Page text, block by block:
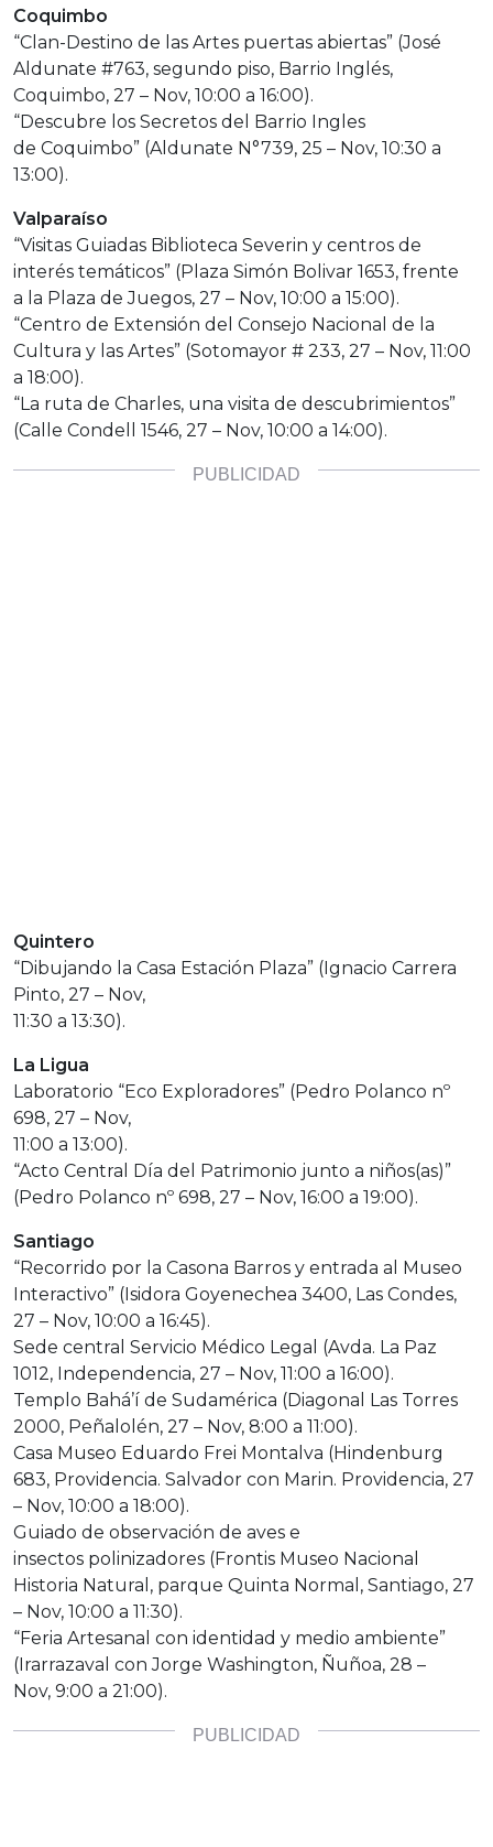
Coquimbo
“Clan-Destino de las Artes puertas abiertas” (José
Aldunate #763, segundo piso, Barrio Inglés,
Coquimbo, 27 – Nov, 10:00 a 16:00).
“Descubre los Secretos del Barrio Ingles
de Coquimbo” (Aldunate N°739, 25 – Nov, 10:30 a
13:00).
Valparaíso
“Visitas Guiadas Biblioteca Severin y centros de
interés temáticos” (Plaza Simón Bolivar 1653, frente
a la Plaza de Juegos, 27 – Nov, 10:00 a 15:00).
“Centro de Extensión del Consejo Nacional de la
Cultura y las Artes” (Sotomayor # 233, 27 – Nov, 11:00
a 18:00).
“La ruta de Charles, una visita de descubrimientos”
(Calle Condell 1546, 27 – Nov, 10:00 a 14:00).
Quintero
“Dibujando la Casa Estación Plaza” (Ignacio Carrera
Pinto, 27 – Nov,
11:30 a 13:30).
La Ligua
Laboratorio “Eco Exploradores” (Pedro Polanco nº
698, 27 – Nov,
11:00 a 13:00).
“Acto Central Día del Patrimonio junto a niños(as)”
(Pedro Polanco nº 698, 27 – Nov, 16:00 a 19:00).
Santiago
“Recorrido por la Casona Barros y entrada al Museo
Interactivo” (Isidora Goyenechea 3400, Las Condes,
27 – Nov, 10:00 a 16:45).
Sede central Servicio Médico Legal (Avda. La Paz
1012, Independencia, 27 – Nov, 11:00 a 16:00).
Templo Bahá’í de Sudamérica (Diagonal Las Torres
2000, Peñalolén, 27 – Nov, 8:00 a 11:00).
Casa Museo Eduardo Frei Montalva (Hindenburg
683, Providencia. Salvador con Marin. Providencia, 27
– Nov, 10:00 a 18:00).
Guiado de observación de aves e
insectos polinizadores (Frontis Museo Nacional
Historia Natural, parque Quinta Normal, Santiago, 27
– Nov, 10:00 a 11:30).
“Feria Artesanal con identidad y medio ambiente”
(Irarrazaval con Jorge Washington, Ñuñoa, 28 –
Nov, 9:00 a 21:00).